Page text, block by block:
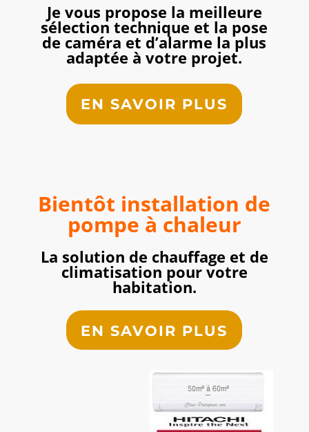
Je vous propose la meilleure
sélection technique et la pose
de caméra et d’alarme la plus
adaptée à votre projet.
EN SAVOIR PLUS
Bientôt installation de
pompe à chaleur
La solution de chauffage et de
climatisation pour votre
habitation.
EN SAVOIR PLUS